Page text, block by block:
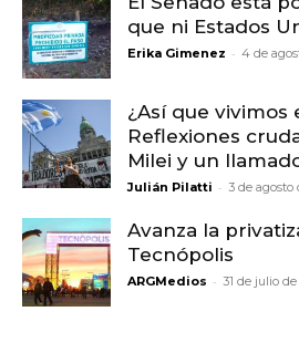
que ni Estados
Erika Gimenez - 4 de
¿Así que vivimos
Reflexiones
Milei y un
Julián Pilatti - 3 de agosto
Avanza la
Tecnópolis
ARGMedios - 31 de julio de